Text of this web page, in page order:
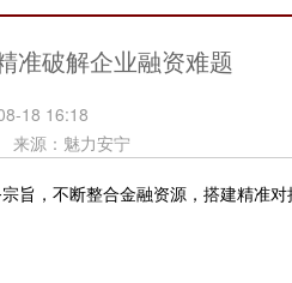
准破解企业融资难题
18 16:18
源：魅力安宁
，不断整合金融资源，搭建精准对